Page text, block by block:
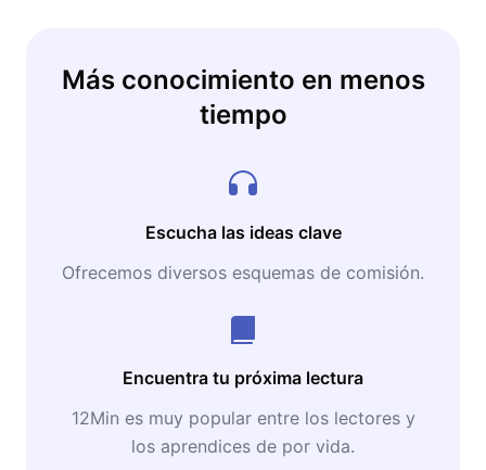
Más conocimiento en menos
tiempo
Escucha las ideas clave
Ofrecemos diversos esquemas de comisión.
Encuentra tu próxima lectura
12Min es muy popular entre los lectores y
los aprendices de por vida.